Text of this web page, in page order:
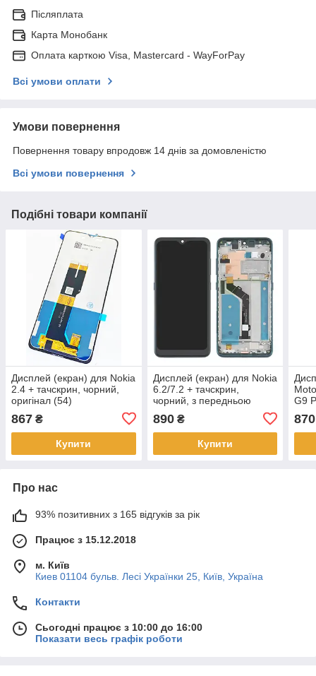
Післяплата
Карта Монобанк
Оплата карткою Visa, Mastercard - WayForPay
Всі умови оплати
Умови повернення
Повернення товару впродовж 14 днів за домовленістю
Всі умови повернення
Подібні товари компанії
Дисплей (екран) для Nokia
2.4 + тачскрин, чорний,
оригінал (54)
867 ₴
Купити
Дисплей (екран) для Nokia
6.2/7.2 + тачскрин,
чорний, з передньою
кольору, Cyan Green,
оригінал
890₴
Купити
G9
870
Про нас
93% позитивних з 165 відгуків за рік
Працює з 15.12.2018
м. Київ
Киев 01104 бульв. Лесі Українки 25, Київ, Україна
Контакти
Сьогодні працює з 10:00 до 16:00
Показати весь графік роботи